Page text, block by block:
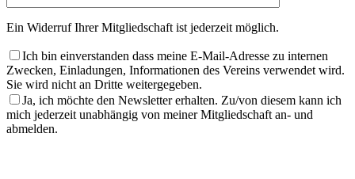
Ein Widerruf Ihrer Mitgliedschaft ist jederzeit möglich.
Ich bin einverstanden dass meine E-Mail-Adresse zu internen
Zwecken, Einladungen, Informationen des Vereins verwendet wird.
Sie wird nicht an Dritte weitergegeben.
Ja, ich möchte den Newsletter erhalten. Zu/von diesem kann ich
mich jederzeit unabhängig von meiner Mitgliedschaft an- und
abmelden.